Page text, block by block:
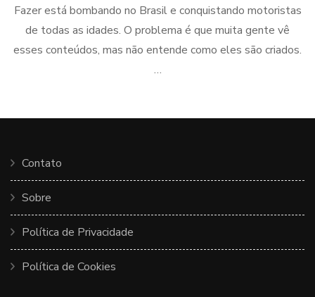
Fazer está bombando no Brasil e conquistando motoristas
de todas as idades. O problema é que muita gente vê
esses conteúdos, mas não entende como eles são criados.
…
Contato
Sobre
Política de Privacidade
Política de Cookies